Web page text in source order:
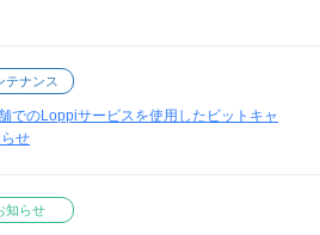
テナンス
でのLoppiサービスを使用したビットキャ
せ
知らせ